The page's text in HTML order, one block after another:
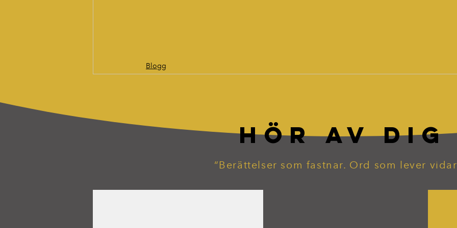
Blogg
HÖR AV DIG
“Berättelser som fastnar. Ord som lever